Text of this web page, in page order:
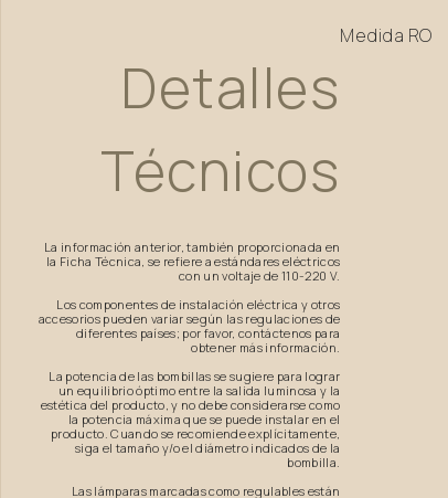
Medida RO
Detalles
Técnicos
La información anterior, también proporcionada en
la Ficha Técnica, se refiere a estándares eléctricos
con un voltaje de 110-220 V.
Los componentes de instalación eléctrica y otros
accesorios pueden variar según las regulaciones de
diferentes países; por favor, contáctenos para
obtener más información.
La potencia de las bombillas se sugiere para lograr
un equilibrio óptimo entre la salida luminosa y la
estética del producto, y no debe considerarse como
la potencia máxima que se puede instalar en el
producto. Cuando se recomiende explícitamente,
siga el tamaño y/o el diámetro indicados de la
bombilla.
Las lámparas marcadas como regulables están